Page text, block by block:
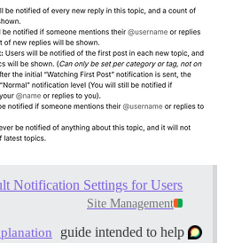
Notification Settings for Users
Site Management
guide intended to help